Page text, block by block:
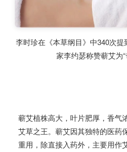
李时珍在《本草纲目》中340次
家李约瑟称赞蕲艾为“
蕲艾植株高大，叶片肥厚，香气
艾草之王。蕲艾因其独特的医药
重用，除直接入药外，主要用作